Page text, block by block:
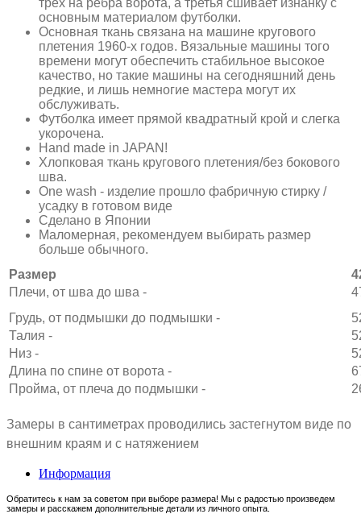
основным материалом футболки.
Основная ткань связана на машине кругового
плетения 1960-х годов. Вязальные машины того
времени могут обеспечить стабильное высокое
качество, но такие машины на сегодняшний день
редкие, и лишь немногие мастера могут их
обслуживать.
Футболка имеет прямой квадратный крой и слегка
укорочена.
Hand made in JAPAN!
Хлопковая ткань кругового плетения/без бокового
шва.
One wash - изделие прошло фабричную стирку /
усадку в готовом виде
Сделано в Японии
Маломерная, рекомендуем выбирать размер
больше обычного.
Размер
Плечи, от шва до шва -
Грудь, от подмышки до подмышки -
Талия -
Низ -
Длина по спине от ворота -
Пройма, от плеча до подмышки -
Замеры в сантиметрах проводились застегнутом виде по
внешним краям и с натяжением
Информация
Обратитесь к нам за советом при выборе размера! Мы с радостью произведем
замеры и расскажем дополнительные детали из личного опыта.